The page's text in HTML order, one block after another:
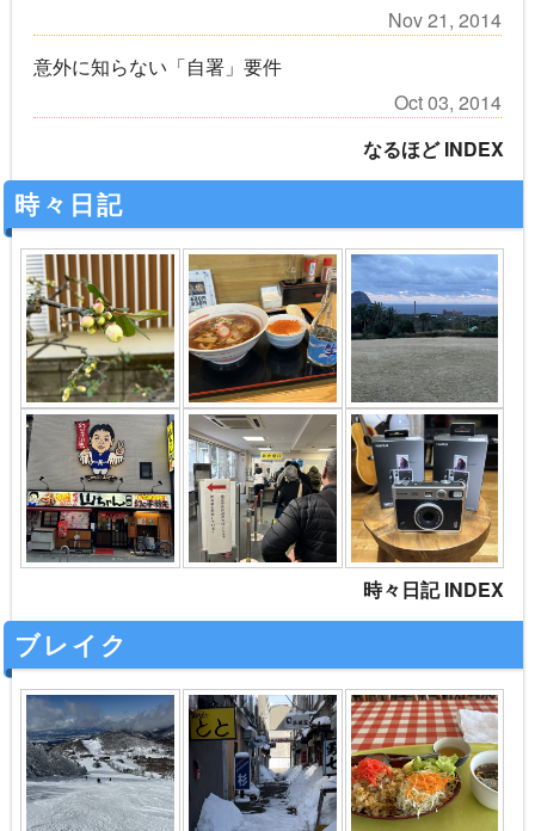
Nov 21, 2014
意外に知らない「自署」要件
Oct 03, 2014
なるほど INDEX
時々日記
時々日記 INDEX
ブレイク